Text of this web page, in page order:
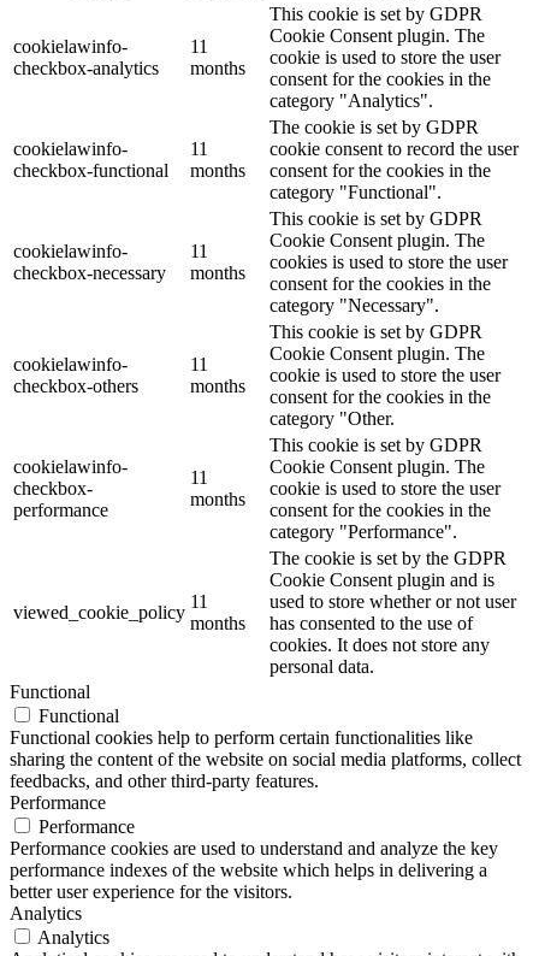
cookielawinfo-
checkbox-analytics
11
months
This cookie is set by GDPR
Cookie Consent plugin. The
cookie is used to store the user
consent for the cookies in the
category "Analytics".
cookielawinfo-
checkbox-functional
11
months
The cookie is set by GDPR
cookie consent to record the user
consent for the cookies in the
category "Functional".
cookielawinfo-
checkbox-necessary
11
months
This cookie is set by GDPR
Cookie Consent plugin. The
cookies is used to store the user
consent for the cookies in the
category "Necessary".
cookielawinfo-
checkbox-others
11
months
This cookie is set by GDPR
Cookie Consent plugin. The
cookie is used to store the user
consent for the cookies in the
category "Other.
cookielawinfo-
checkbox-
performance
11
months
This cookie is set by GDPR
Cookie Consent plugin. The
cookie is used to store the user
consent for the cookies in the
category "Performance".
viewed_cookie_policy
11
months
The cookie is set by the GDPR
Cookie Consent plugin and is
used to store whether or not user
has consented to the use of
cookies. It does not store any
personal data.
Functional
Functional
Functional cookies help to perform certain functionalities like
sharing the content of the website on social media platforms, collect
feedbacks, and other third-party features.
Performance
Performance
Performance cookies are used to understand and analyze the key
performance indexes of the website which helps in delivering a
better user experience for the visitors.
Analytics
Analytics